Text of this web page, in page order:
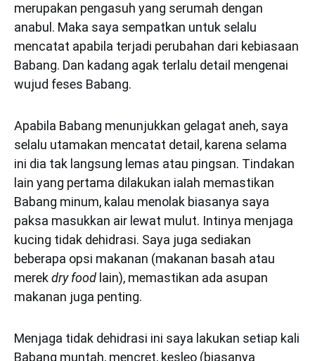
merupakan pengasuh yang serumah dengan
anabul. Maka saya sempatkan untuk selalu
mencatat apabila terjadi perubahan dari kebiasaan
Babang. Dan kadang agak terlalu detail mengenai
wujud feses Babang.
Apabila Babang menunjukkan gelagat aneh, saya
selalu utamakan mencatat detail, karena selama
ini dia tak langsung lemas atau pingsan. Tindakan
lain yang pertama dilakukan ialah memastikan
Babang minum, kalau menolak biasanya saya
paksa masukkan air lewat mulut. Intinya menjaga
kucing tidak dehidrasi. Saya juga sediakan
beberapa opsi makanan (makanan basah atau
merekdry food lain), memastikan ada asupan
makanan juga penting.
Menjaga tidak dehidrasi ini saya lakukan setiap kali
Babang muntah, mencret, kesleo (biasanya